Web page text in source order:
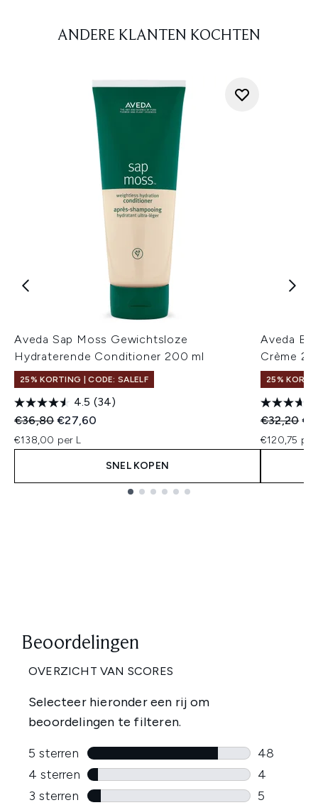
ANDERE KLANTEN KOCHTEN
Aveda Sap Moss Gewichtsloze
Hydraterende Conditioner 200 ml
25% KORTING | CODE: SALELF
4.5 (34)
Recommended Retail Price:
€36,80Huidige prijs:
€27,60
€138,00 per L
SNEL KOPEN
Aveda Be
Crème
25%
€32,20
€120,75